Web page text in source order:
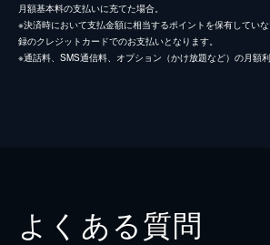
月額基本料の支払いに充てた場合。
※決済時において支払金額に相当するポイントを保有してい
録のクレジットカードでのお支払いとなります。
※通話料、SMS通信料、オプション（かけ放題など）の月額
よくある質問